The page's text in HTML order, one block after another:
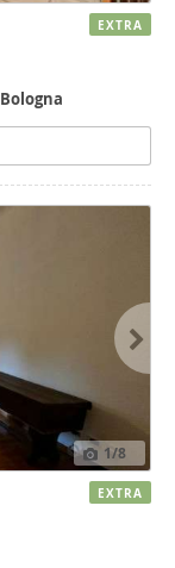
Bologna
EXTRA
1/8
EXTRA